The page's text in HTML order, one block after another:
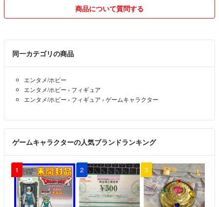
・普通郵便での発送の際、万が一郵便紛失・破損事故が起きました場
合、こちらでは責任を負いかねますのでご了承ください。
・らくらくメルカリ便↔️ゆうゆうメルカリ便のように発送方法を変更さ
せて頂く場合がございます。
送をご提案している商品もございます。箱がいらない方にはおすすめで
す。稀にポストで送られてクレームをしてくる方がおりますが、ポスト
発送が嫌な方はご購入をお控え下さい。未開封のまま発送をご希望の方
☆お値引きについて
・お値引きをご希望の際は希望価格を添えてお願いいたします。
☆購入申請について
・他サイトにも出品している商品には購入申請を設けております。突然
商品について質問する
同一カテゴリの商品
エンタメ/ホビー
エンタメ/ホビー › フィギュア
エンタメ/ホビー › フィギュア › ゲームキャラクター
ゲームキャラクターの人気ブランドランキング
1 2 3